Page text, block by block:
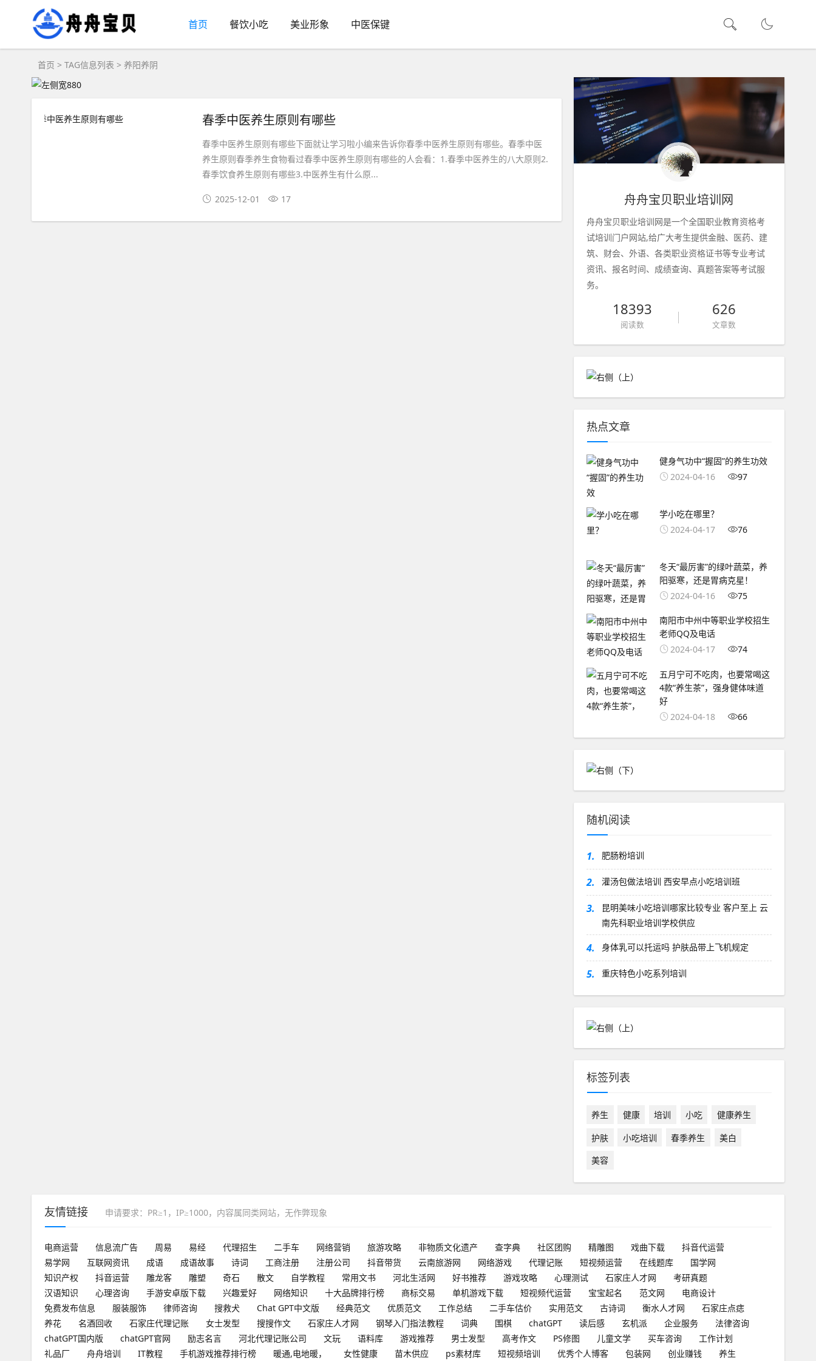
首页 餐饮小吃 美业形象 中医保键
首页 > TAG信息列表 > 养阳养阴
春季中医养生原则有哪些
春季中医养生原则有哪些下面就让学习啦小编来告诉你春季中医养生原则有哪些。春季中医
养生原则春季养生食物看过春季中医养生原则有哪些的人会看：1.春季中医养生的八大原则2.
春季饮食养生原则有哪些3.中医养生有什么原...
2025-12-01 17 舟舟宝贝职业培训网
舟舟宝贝职业培训网是一个全国职业教育资格考
试培训门户网站,给广大考生提供金融、医药、建
筑、财会、外语、各类职业资格证书等专业考试
资讯、报名时间、成绩查询、真题答案等考试服
务。
18393
阅读数
626
文章数
热点文章
健身气功中“握固”的养生功效
2024-04-16
97
学小吃在哪里？
2024-04-17
76
冬天“最厉害”的绿叶蔬菜，养
阳驱寒，还是胃病克星！
2024-04-16
75
南阳市中州中等职业学校招生
老师QQ及电话
2024-04-17
74
五月宁可不吃肉，也要常喝这
4款“养生茶”，强身健体味道
好
2024-04-18
66
随机阅读
1. 肥肠粉培训
2. 灌汤包做法培训 西安早点小吃培训班
3.
昆明美味小吃培训哪家比较专业 客户至上 云
南先科职业培训学校供应
4. 身体乳可以托运吗 护肤品带上飞机规定
5. 重庆特色小吃系列培训
标签列表
养生 健康 培训 小吃
健康养生
护肤
小吃培训 春季养生
美白
美容
友情链接 申请要求：PR≥1，IP≥1000，内容属同类网站，无作弊现象
电商运营 信息流广告 周易 易经 代理招生 二手车 网络营销 旅游攻略 非物质文化遗产 查字典 社区团购 精雕图 戏曲下载
抖音代运营
易学网
互联网资讯 成语 成语故事 诗词 工商注册 注册公司 抖音带货 云南旅游网 网络游戏 代理记账 短视频运营 在线题库
国学网
知识产权
抖音运营 雕龙客 雕塑 奇石 散文 自学教程 常用文书 河北生活网 好书推荐 游戏攻略 心理测试 石家庄人才网
考研真题
汉语知识
心理咨询 手游安卓版下载 兴趣爱好 网络知识 十大品牌排行榜 商标交易 单机游戏下载 短视频代运营 宝宝起名 范文网
电商设计
免费发布信息
服装服饰 律师咨询 搜救犬 Chat GPT中文版 经典范文 优质范文 工作总结 二手车估价 实用范文 古诗词 衡水人才网
石家庄点痣
养花
名酒回收 石家庄代理记账 女士发型 搜搜作文 石家庄人才网 钢琴入门指法教程 词典 围棋 chatGPT 读后感 玄机派 企业服务
法律咨询
chatGPT国内版
chatGPT官网 励志名言 河北代理记账公司 文玩 语料库 游戏推荐 男士发型 高考作文 PS修图 儿童文学 买车咨询
工作计划
礼品厂
舟舟培训 IT教程 手机游戏推荐排行榜 暖通,电地暖， 女性健康 苗木供应 ps素材库 短视频培训 优秀个人博客 包装网 创业赚钱 养生